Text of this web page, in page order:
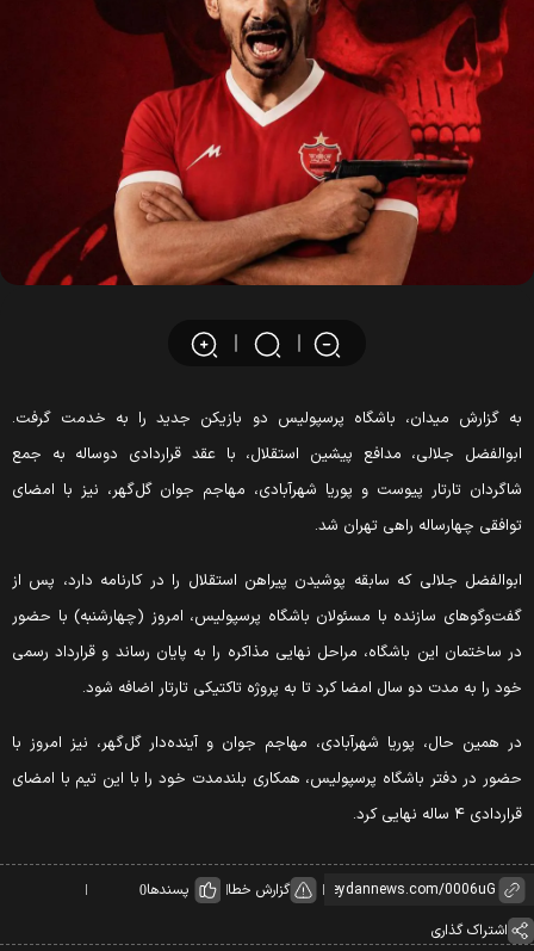
گزارش میدان، باشگاه پرسپولیس دو بازیکن جدید را به خدمت گرفت.
جلالی، مدافع پیشین استقلال، با عقد قراردادی دوساله به جمع
تارتار پیوست و پوریا شهرآبادی، مهاجم جوان گل‌گهر، نیز با امضای
چهارساله راهی تهران شد.
جلالی که سابقه پوشیدن پیراهن استقلال را در کارنامه دارد، پس از
سازنده با مسئولان باشگاه پرسپولیس، امروز (چهارشنبه) با حضور
ساختمان این باشگاه، مراحل نهایی مذاکره را به پایان رساند و قرارداد رسمی
را به مدت دو سال امضا کرد تا به پروژه تاکتیکی تارتار اضافه شود.
همین حال، پوریا شهرآبادی، مهاجم جوان و آینده‌دار گل‌گهر، نیز امروز با
در دفتر باشگاه پرسپولیس، همکاری بلندمدت خود را با این تیم با امضای
۴ ساله نهایی کرد.
گزارش خطا پسندها0
اشتراک گذاری